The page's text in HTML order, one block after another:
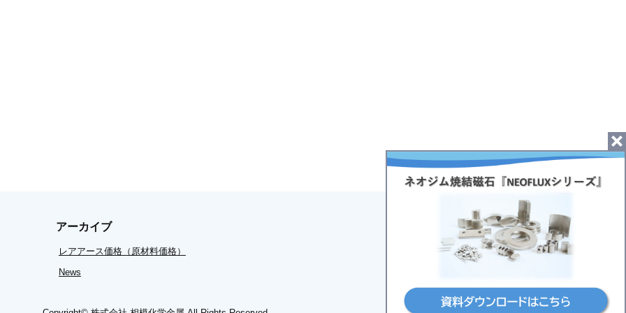
アーカイブ
レアアース価格（原材料価格）
News